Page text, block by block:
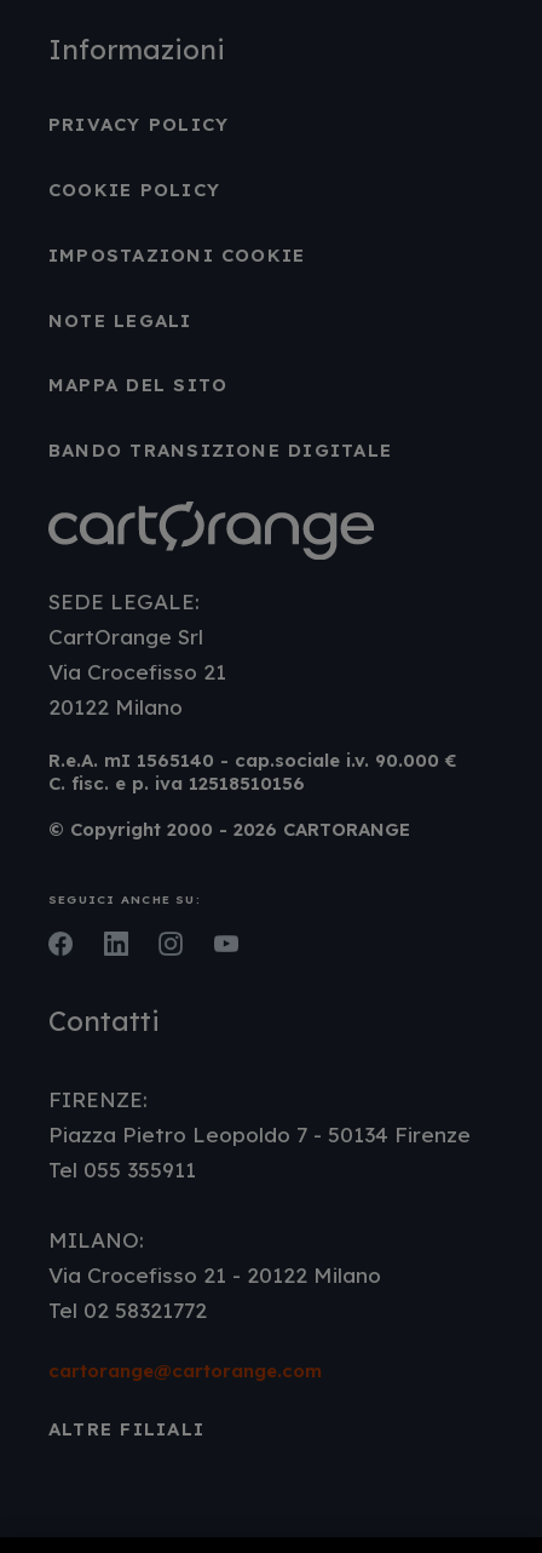
Informazioni
PRIVACY POLICY
COOKIE POLICY
IMPOSTAZIONI COOKIE
NOTE LEGALI
MAPPA DEL SITO
BANDO TRANSIZIONE DIGITALE
SEDE LEGALE:
CartOrange Srl
Via Crocefisso 21
20122 Milano
R.e.A. mI 1565140 - cap.sociale i.v. 90.000 €
C. fisc. e p. iva 12518510156
© Copyright 2000 - 2026 CARTORANGE
SEGUICI ANCHE SU:
Facebook
LinkedInInstagram
Contatti
FIRENZE:
Piazza Pietro Leopoldo 7 - 50134 Firenze
Tel 055 355911
MILANO:
Via Crocefisso 21 - 20122 Milano
Tel 02 58321772
cartorange@cartorange.com
ALTRE FILIALI